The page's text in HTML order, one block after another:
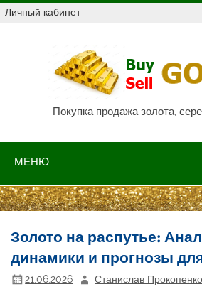
Skip
toЛичный кабинет
Покупка продажа золота,
МЕНЮ
Золото на распутье:
динамики и прогнозы
21.06.2026 Станислав Прокопенко